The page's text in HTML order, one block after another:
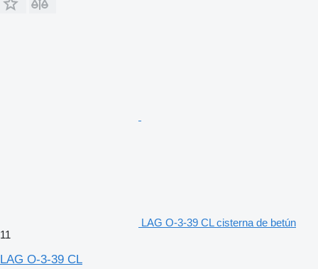
LAG O-3-39 CL cisterna de betún
11
LAG O-3-39 CL